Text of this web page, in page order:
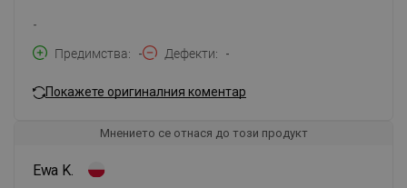
-
Предимства
- Дефекти -
Покажете оригиналния коментар
Мнението се отнася до този продукт
Ewa K.